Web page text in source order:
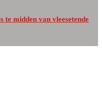
te midden van vleesetende